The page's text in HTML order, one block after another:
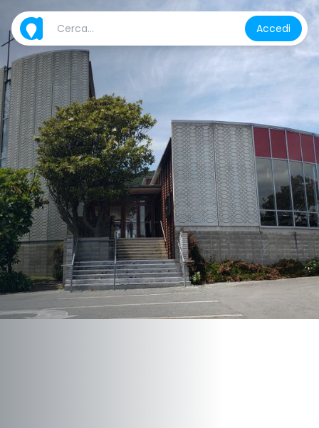
Accedi